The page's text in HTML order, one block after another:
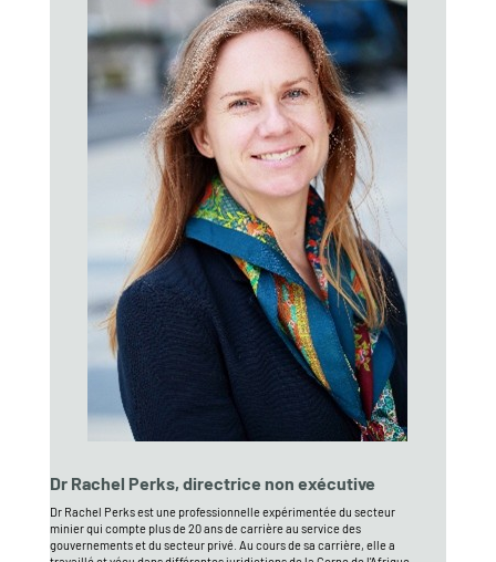
Dr Rachel Perks, directrice non exécutive
Dr Rachel Perks est une professionnelle expérimentée du secteur
minier qui compte plus de 20 ans de carrière au service des
gouvernements et du secteur privé. Au cours de sa carrière, elle a